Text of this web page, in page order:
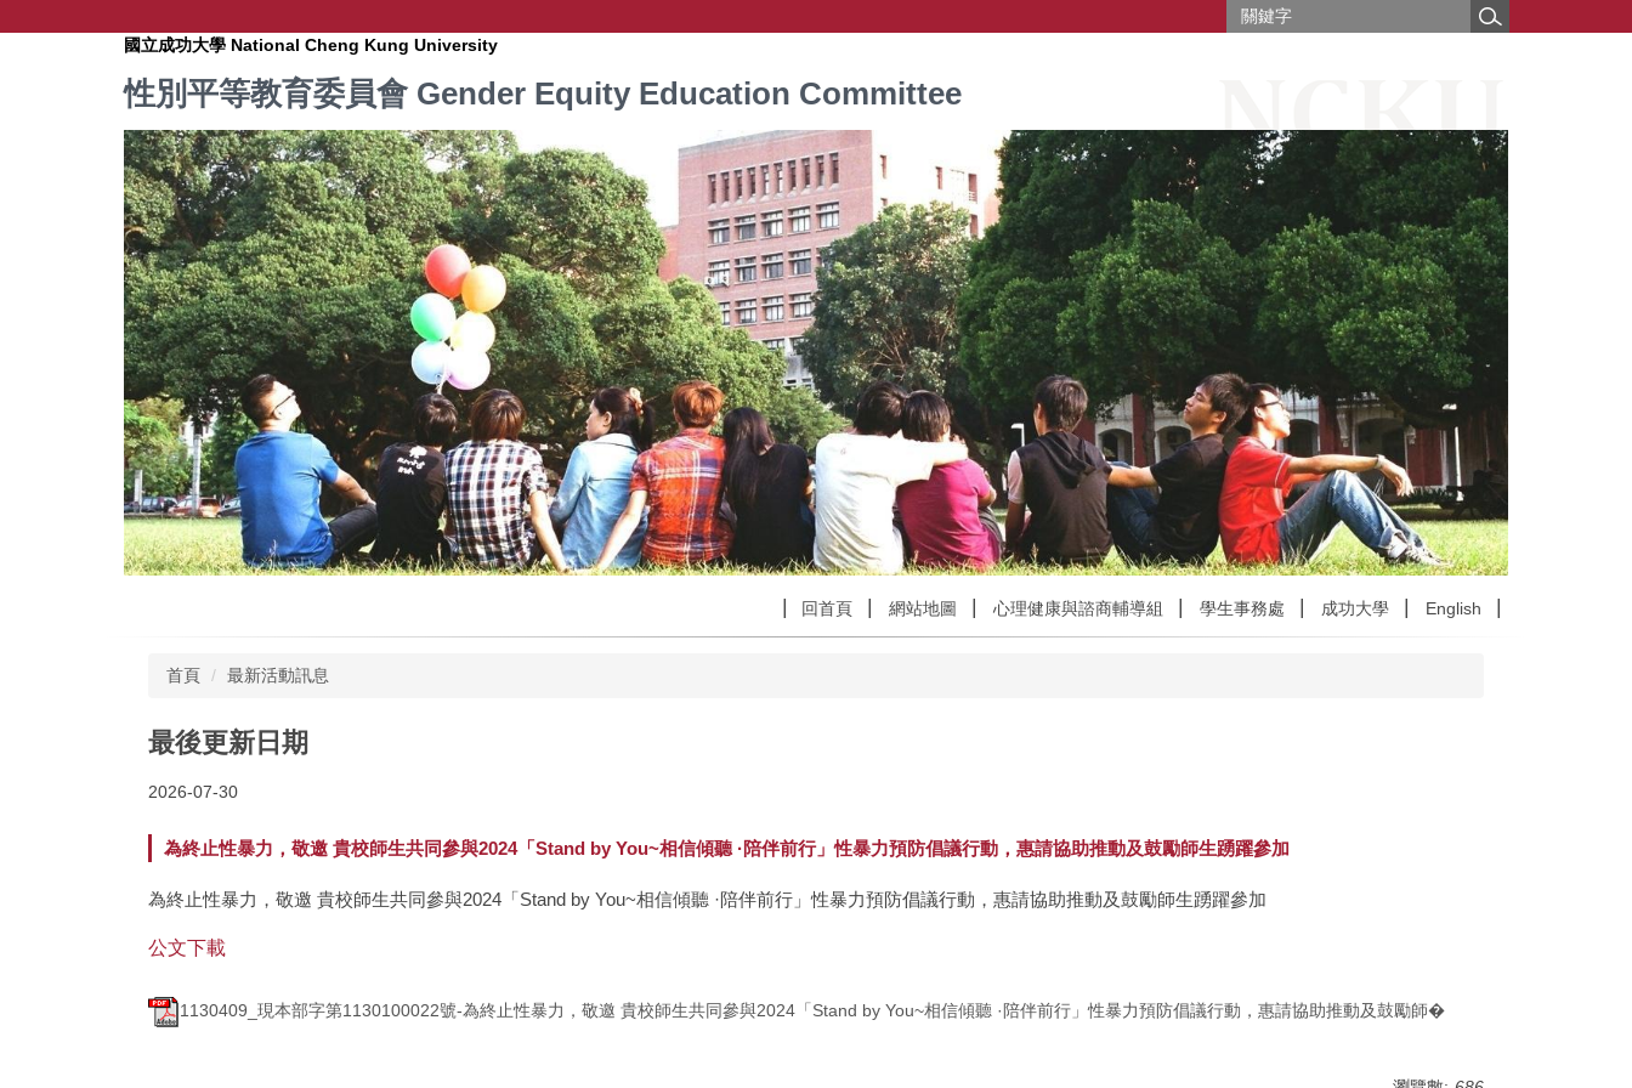
國立成功大學 National Cheng Kung University
性別平等教育委員會 Gender Equity Education Committee
回首頁 網站地圖 心理健康與諮商輔導組 學生事務處 成功大學 English
首頁 最新活動訊息
最後更新日期
2026-07-30
為終止性暴力，敬邀 貴校師生共同參與2024「Stand by You~相信傾聽 ·陪伴前行」性暴力預防倡議行動，惠請協助推動及鼓勵師生踴躍參加
為終止性暴力，敬邀 貴校師生共同參與2024「Stand by You~相信傾聽 ·陪伴前行」性暴力預防倡議行動，惠請協助推動及鼓勵師生踴躍參加
公文下載
1130409_現本部字第1130100022號-為終止性暴力，敬邀 貴校師生共同參與2024「Stand by You~相信傾聽 ·陪伴前行」性暴力預防倡議行動，惠請協助推動及鼓勵師�